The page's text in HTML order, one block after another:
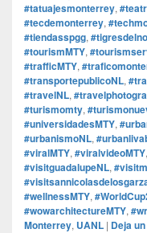
#tatuajesmonterrey,
#tecdemonterrey,
#tiendasspgg,
#tourismMTY,
#trafficMTY,
#transportepublicoNL,
#travelNL,
#turismomty,
#universidadesMTY,
#urbanismoNL,
#viralMTY, #viralvideoMTY,
#visitguadalupeNL,
#wellnessMTY,
#wowarchitectureMTY,
Monterrey, UANL | Deja